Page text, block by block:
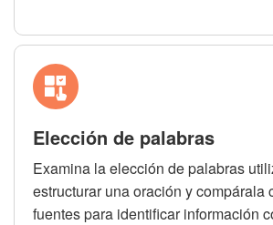
Elección de palabras
Examina la elección de palabras
estructurar una oración y compárala
fuentes para identificar información